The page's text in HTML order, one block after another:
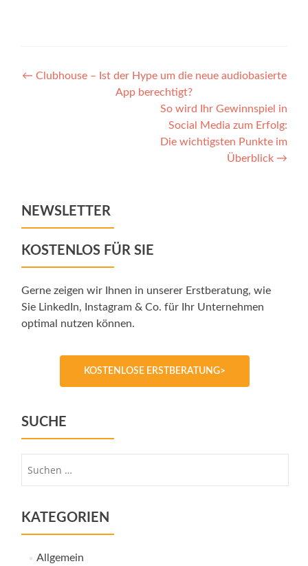
Post
navigation
← Clubhouse – Ist der Hype um die neue audiobasierte
App berechtigt?
So wird Ihr Gewinnspiel in
Social Media zum Erfolg:
Die wichtigsten Punkte im
Überblick →
NEWSLETTER
KOSTENLOS FÜR SIE
Gerne zeigen wir Ihnen in unserer Erstberatung, wie
Sie LinkedIn, Instagram & Co. für Ihr Unternehmen
optimal nutzen können.
KOSTENLOSE ERSTBERATUNG>
SUCHE
KATEGORIEN
Allgemein